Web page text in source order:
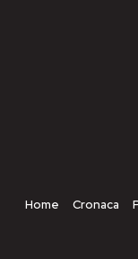
Home Cronaca